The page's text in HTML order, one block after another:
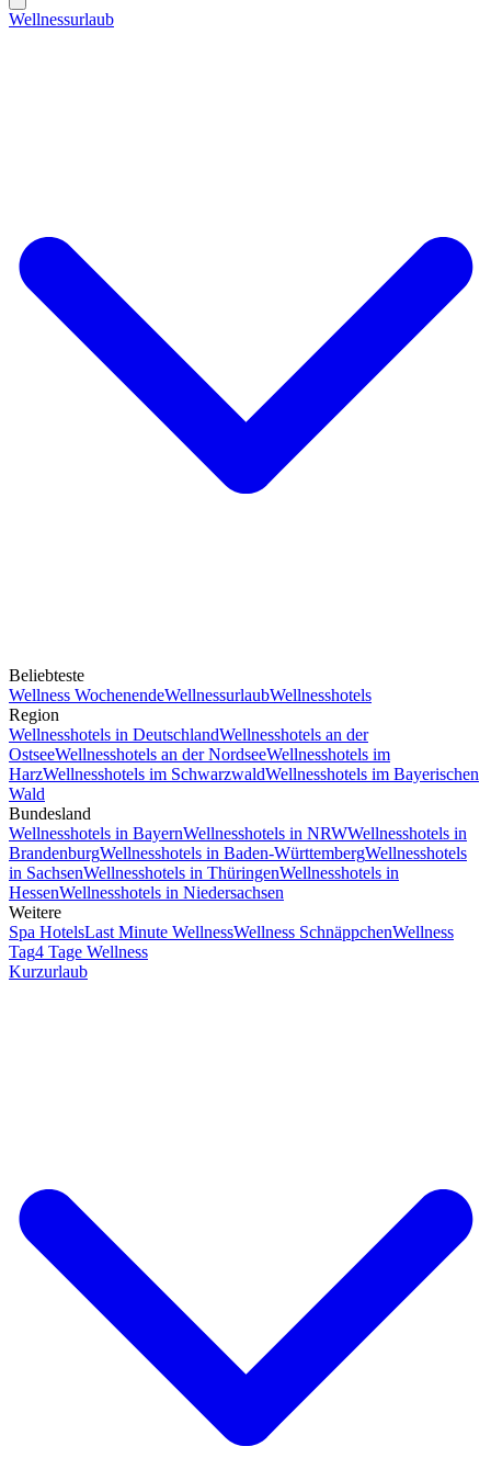
Wellnessurlaub
Beliebteste
Wellness WochenendeWellnessurlaubWellnesshotels
Region
Wellnesshotels in DeutschlandWellnesshotels an der
OstseeWellnesshotels an der NordseeWellnesshotels im
HarzWellnesshotels im SchwarzwaldWellnesshotels im Bayerischen
Wald
Bundesland
Wellnesshotels in BayernWellnesshotels in NRWWellnesshotels in
BrandenburgWellnesshotels in Baden-WürttembergWellnesshotels
in SachsenWellnesshotels in ThüringenWellnesshotels in
HessenWellnesshotels in Niedersachsen
Weitere
Spa HotelsLast Minute WellnessWellness SchnäppchenWellness
Tag4 Tage Wellness
Kurzurlaub